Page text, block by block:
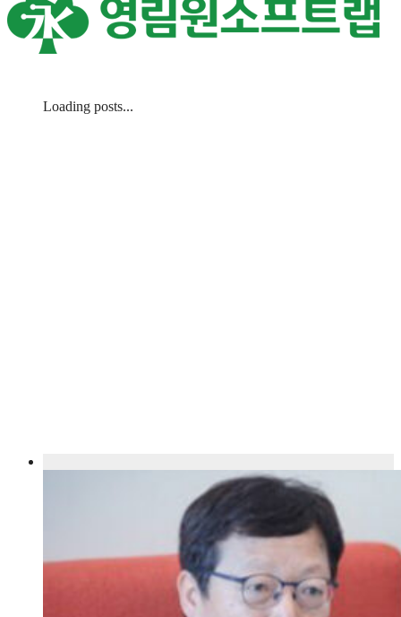
Loading posts...